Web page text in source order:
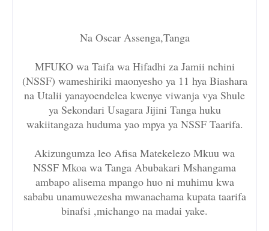
Na Oscar Assenga,Tanga
MFUKO wa Taifa wa Hifadhi za Jamii nchini
(NSSF) wameshiriki maonyesho ya 11 hya Biashara
na Utalii yanayoendelea kwenye viwanja vya Shule
ya Sekondari Usagara Jijini Tanga huku
wakiitangaza huduma yao mpya ya NSSF Taarifa.
Akizungumza leo Afisa Matekelezo Mkuu wa
NSSF Mkoa wa Tanga Abubakari Mshangama
ambapo alisema mpango huo ni muhimu kwa
sababu unamuwezesha mwanachama kupata taarifa
binafsi ,michango na madai yake.